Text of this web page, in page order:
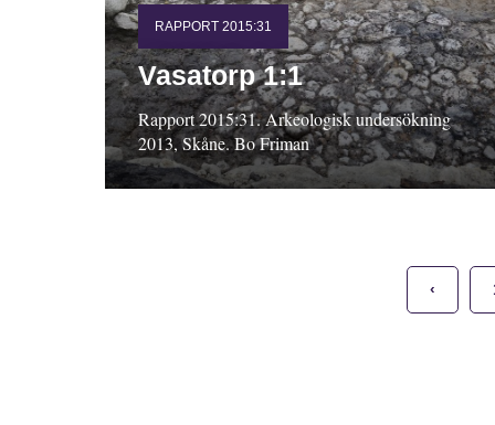
RAPPORT 2015:31
Vasatorp 1:1
Rapport 2015:31. Arkeologisk undersökning
2013, Skåne. Bo Friman
‹